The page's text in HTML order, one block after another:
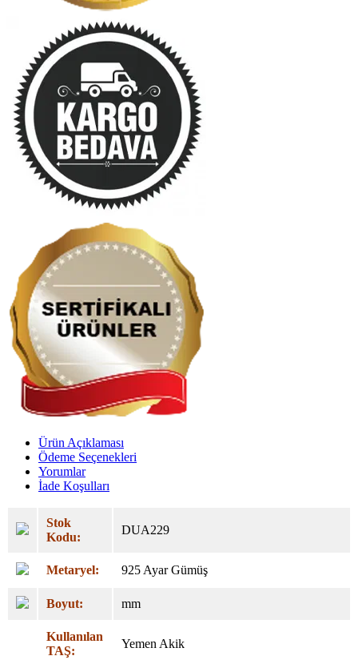
Ürün Açıklaması
Ödeme Seçenekleri
Yorumlar
İade Koşulları
Stok
Kodu:
DUA229
Metaryel: 925 Ayar Gümüş
Boyut: mm
Kullanılan
TAŞ:
Yemen Akik